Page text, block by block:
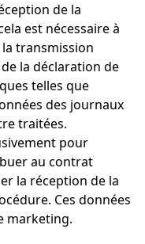
de la
est nécessaire à
transmission
la déclaration de
telles que
des journaux
traitées.
pour
au contrat
la réception de la
Ces données
marketing.